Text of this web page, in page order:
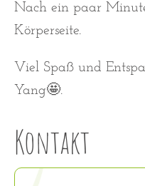
Nach ein paar
Körperseite.
Viel Spaß und
Yang🤩.
Kontakt